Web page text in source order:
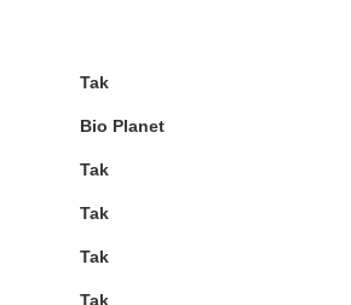
Tak
Bio Planet
Tak
Tak
Tak
Tak